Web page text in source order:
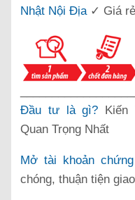
Nhật Nội Địa✓ Giá rẻ
Đầu tư là gì? Kiến
Quan Trọng Nhất
Mở tài khoản
chóng, thuận tiện